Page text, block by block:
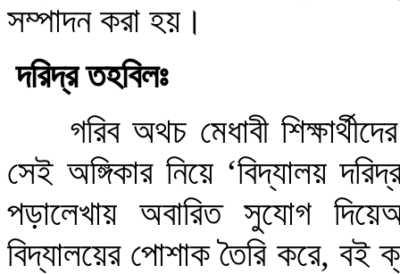
সম্পাদন করা হয়।
দরিদ্র তহবিলঃ
গরিব অথচ মেধাবী
সেই অঙ্গিকার নিয়ে ‘বিদ্যালয়
পড়ালেখায় অবারিত সুযোগ
বিদ্যালয়ের পোশাক তৈরি করে, বই